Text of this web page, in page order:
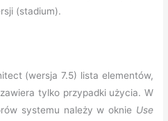
(stadium).
(wersja 7.5) lista elementów,
tylko przypadki użycia. W
systemu należy w oknie Use